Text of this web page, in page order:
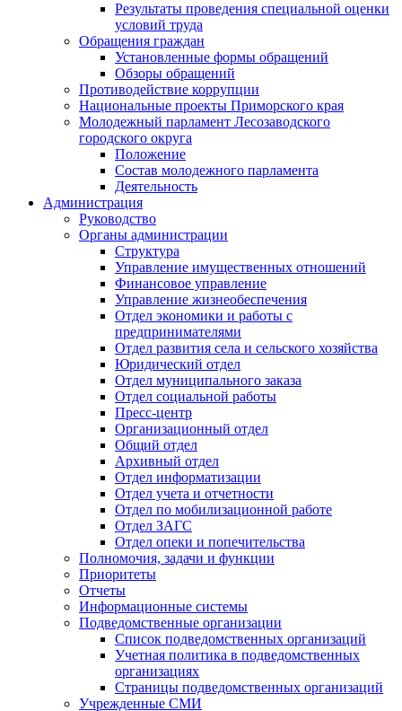
Результаты проведения специальной оценки
условий труда
Обращения граждан
Установленные формы обращений
Обзоры обращений
Противодействие коррупции
Национальные проекты Приморского края
Молодежный парламент Лесозаводского
городского округа
Положение
Состав молодежного парламента
Деятельность
Администрация
Руководство
Органы администрации
Структура
Управление имущественных отношений
Финансовое управление
Управление жизнеобеспечения
Отдел экономики и работы с
предпринимателями
Отдел развития села и сельского хозяйства
Юридический отдел
Отдел муниципального заказа
Отдел социальной работы
Пресс-центр
Организационный отдел
Общий отдел
Архивный отдел
Отдел информатизации
Отдел учета и отчетности
Отдел по мобилизационной работе
Отдел ЗАГС
Отдел опеки и попечительства
Полномочия, задачи и функции
Приоритеты
Отчеты
Информационные системы
Подведомственные организации
Список подведомственных организаций
Учетная политика в подведомственных
организациях
Страницы подведомственных организаций
Учрежденные СМИ